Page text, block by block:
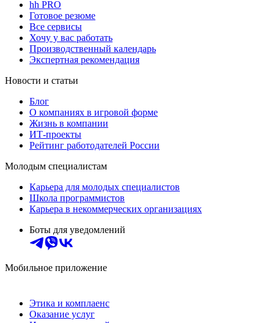
hh PRO
Готовое резюме
Все сервисы
Хочу у вас работать
Производственный календарь
Экспертная рекомендация
Новости и статьи
Блог
О компаниях в игровой форме
Жизнь в компании
ИТ-проекты
Рейтинг работодателей России
Молодым специалистам
Карьера для молодых специалистов
Школа программистов
Карьера в некоммерческих организациях
Боты для уведомлений
Мобильное приложение
Этика и комплаенс
Оказание услуг